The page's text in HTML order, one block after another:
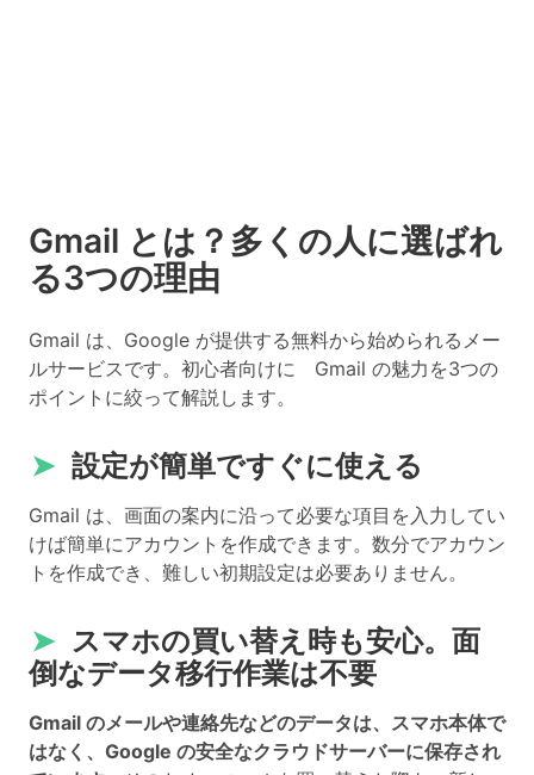
Gmail とは？多くの人に選ばれ
る3つの理由
Gmail は、Google が提供する無料から始められるメー
ルサービスです。初心者向けに Gmail の魅力を3つの
ポイントに絞って解説します。
➤ 設定が簡単ですぐに使える
Gmail は、画面の案内に沿って必要な項目を入力してい
けば簡単にアカウントを作成できます。数分でアカウン
トを作成でき、難しい初期設定は必要ありません。
➤ スマホの買い替え時も安心。面
倒なデータ移行作業は不要
Gmail のメールや連絡先などのデータは、スマホ本体で
はなく、Google の安全なクラウドサーバーに保存され